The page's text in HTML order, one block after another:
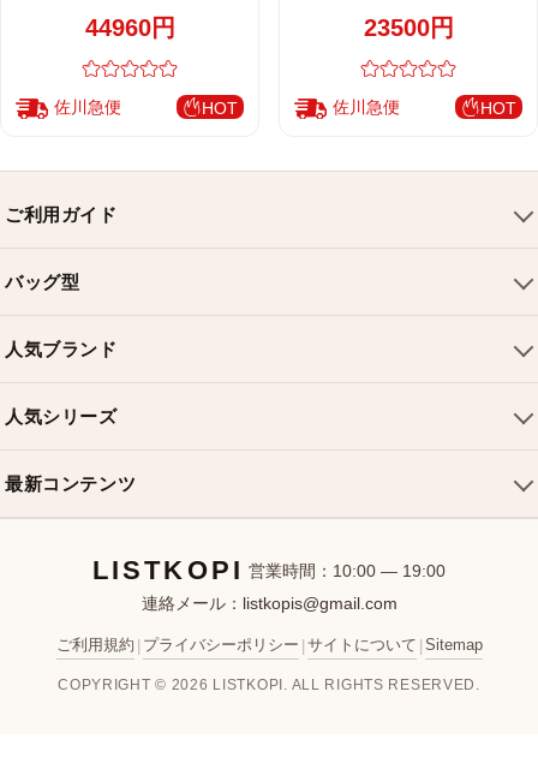
44960円
佐川急便 HOT
23500円
佐川急便 HOT
ご利用ガイド
配送について
返品・交換
お問い合わせ
バッグ型
ショルダーバッグ
クロスボディバッグ
ミニバッグ
バケットバッグ
人気ブランド
シャネルバッグ
ディオールバッグ
人気シリーズ
最新コンテンツ
新着アイテム
ブランドカテゴリ
お客様レビュー
LISTKOPI 営業時間：10:00 — 19:00
連絡メール： listkopis@gmail.com
ご利用規約 プライバシーポリシー サイトについて Sitemap
COPYRIGHT © 2026 LISTKOPI. ALL RIGHTS RESERVED.